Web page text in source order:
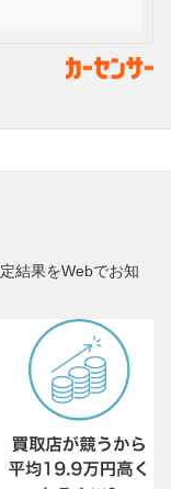
結果をWebでお知